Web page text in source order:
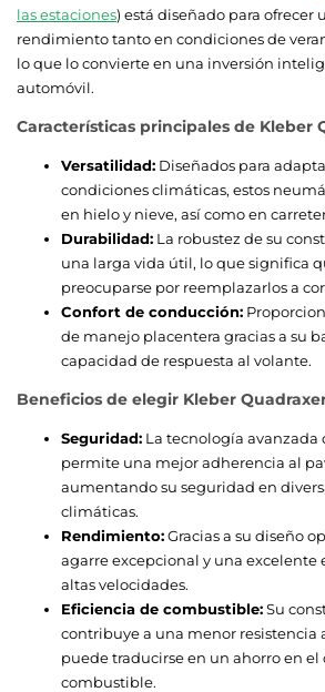
las estaciones) está diseñado para ofrecer
rendimiento tanto en condiciones de
lo que lo convierte en una inversión
automóvil.
Características principales de Kleber
Versatilidad: Diseñados para
condiciones climáticas, estos
en hielo y nieve, así como en
Durabilidad: La robustez de su
una larga vida útil, lo que significa
preocuparse por reemplazarlos a
Confort de conducción:
de manejo placentera gracias a su
capacidad de respuesta al volante.
Beneficios de elegir Kleber
Seguridad: La tecnología avanzada
permite una mejor adherencia al
aumentando su seguridad en
climáticas.
Rendimiento:Gracias a su diseño
agarre excepcional y una excelente
altas velocidades.
Eficiencia de combustible:Su
contribuye a una menor resistencia
puede traducirse en un ahorro en el
combustible.